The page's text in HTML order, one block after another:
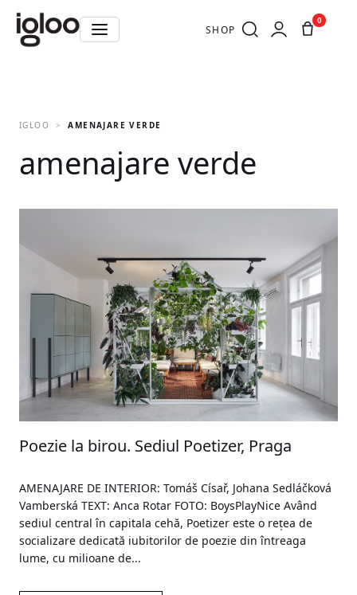
SHOP
0
IGLOO AMENAJARE VERDE
amenajare verde
Poezie la birou. Sediul Poetizer, Praga
AMENAJARE DE INTERIOR: Tomáš Císař, Johana Sedláčková
Vamberská TEXT: Anca Rotar FOTO: BoysPlayNice Având
sediul central în capitala cehă, Poetizer este o rețea de
socializare dedicată iubitorilor de poezie din întreaga
lume, cu milioane de...